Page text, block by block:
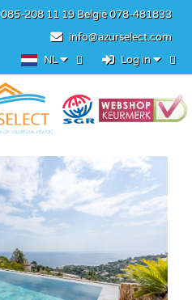
085-208 11 19België078-481833
info@azurselect.com
NL
Log in